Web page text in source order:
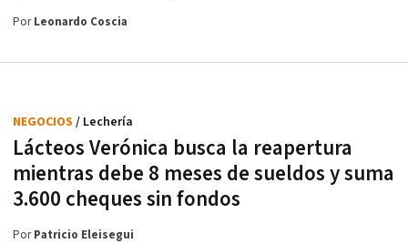
PorLeonardo Coscia
Lácteos Verónica busca la reapertura
mientras debe 8 meses de sueldos y suma
3.600 cheques sin fondos
NEGOCIOS / Lechería
PorPatricio Eleisegui